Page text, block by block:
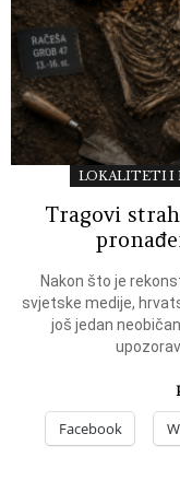
LOKALITETI I
Tragovi
Nakon što je
svjetske medije,
još jedan
Facebook